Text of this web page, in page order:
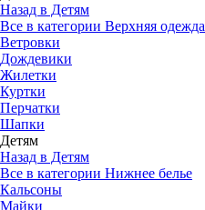
Назад в Детям
Все в категории Верхняя одежда
Ветровки
Дождевики
Жилетки
Куртки
Перчатки
Шапки
Детям
Назад в Детям
Все в категории Нижнее белье
Кальсоны
Майки